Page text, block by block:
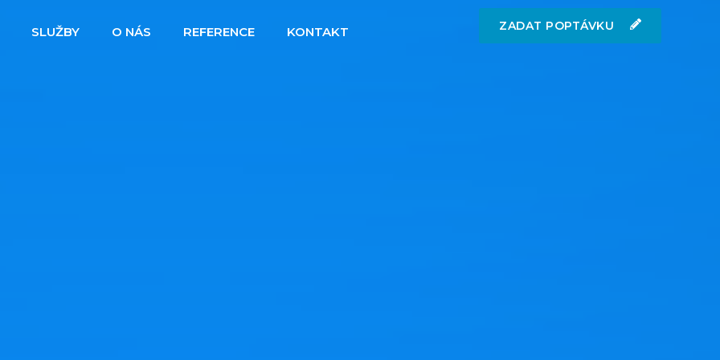
SLUŽBY O NÁS REFERENCE KONTAKT ZADAT POPTÁVKU